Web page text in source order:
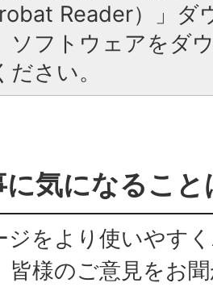
Reader）」ダ
ソフトウェアをダ
さい。
に気になるこ
ジをより使いやす
皆様のご意見をお